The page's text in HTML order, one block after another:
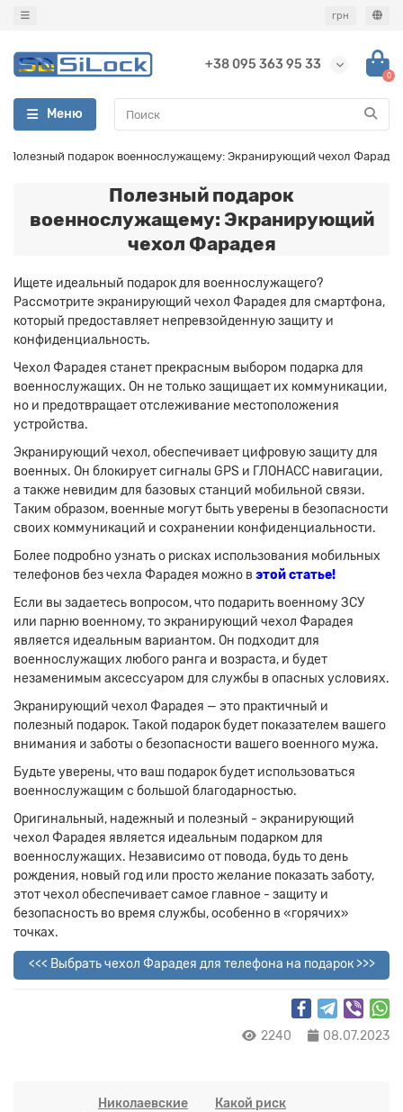
грн
+38 095 363 95 33
0
Меню
Полезный подарок военнослужащему: Экранирующий чехол Фарадея
Полезный подарок
военнослужащему: Экранирующий
чехол Фарадея
Ищете идеальный подарок для военнослужащего?
Рассмотрите экранирующий чехол Фарадея для смартфона,
который предоставляет непревзойденную защиту и
конфиденциальность.
Чехол Фарадея станет прекрасным выбором подарка для
военнослужащих. Он не только защищает их коммуникации,
но и предотвращает отслеживание местоположения
устройства.
Экранирующий чехол, обеспечивает цифровую защиту для
военных. Он блокирует сигналы GPS и ГЛОНАСС навигации,
а также невидим для базовых станций мобильной связи.
Таким образом, военные могут быть уверены в безопасности
своих коммуникаций и сохранении конфиденциальности.
Более подробно узнать о рисках использования мобильных
телефонов без чехла Фарадея можно в этой статье!
Если вы задаетесь вопросом, что подарить военному ЗСУ
или парню военному, то экранирующий чехол Фарадея
является идеальным вариантом. Он подходит для
военнослужащих любого ранга и возраста, и будет
незаменимым аксессуаром для службы в опасных условиях.
Экранирующий чехол Фарадея — это практичный и
полезный подарок. Такой подарок будет показателем вашего
внимания и заботы о безопасности вашего военного мужа.
Будьте уверены, что ваш подарок будет использоваться
военнослужащим с большой благодарностью.
Оригинальный, надежный и полезный - экранирующий
чехол Фарадея является идеальным подарком для
военнослужащих. Независимо от повода, будь то день
рождения, новый год или просто желание показать заботу,
этот чехол обеспечивает самое главное - защиту и
безопасность во время службы, особенно в «горячих»
точках.
<<< Выбрать чехол Фарадея для телефона на подарок >>>
2240 08.07.2023
Николаевские
Какой риск